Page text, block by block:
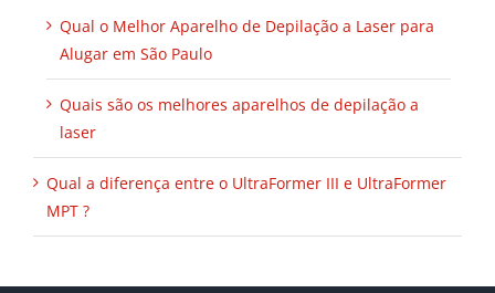
Qual o Melhor Aparelho de Depilação a Laser para
Alugar em São Paulo
Quais são os melhores aparelhos de depilação a
laser
Qual a diferença entre o UltraFormer III e UltraFormer
MPT ?